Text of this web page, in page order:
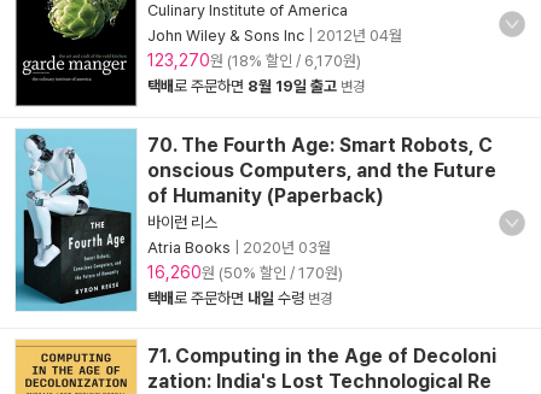
Culinary Institute of America
John Wiley & Sons Inc
2012년 04월
123,270원 (18% 할인 / 6,170원)
택배로 주문하면 8월 19일 출고 변경
70. The Fourth Age: Smart Robots, C
onscious Computers, and the Future
of Humanity (Paperback)
바이런 리스
Atria Books
2020년 03월
16,260원 (50% 할인 / 170원)
택배로 주문하면 내일 수령 변경
71. Computing in the Age of Decoloni
zation: India's Lost Technological Re